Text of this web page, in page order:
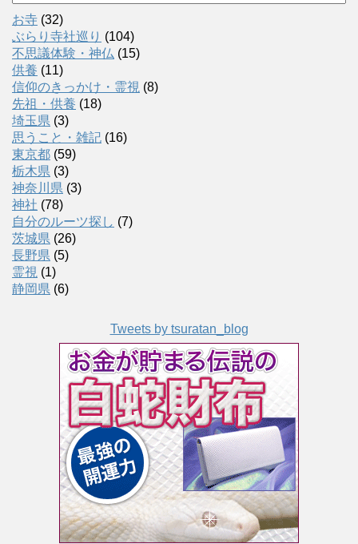
ー
カ
イ
ブ
お寺 (32)
ぶらり寺社巡り (104)
不思議体験・神仏 (15)
供養 (11)
信仰のきっかけ・霊視 (8)
先祖・供養 (18)
埼玉県 (3)
思うこと・雑記 (16)
東京都 (59)
栃木県 (3)
神奈川県 (3)
神社 (78)
自分のルーツ探し (7)
茨城県 (26)
長野県 (5)
霊視 (1)
静岡県 (6)
Tweets by tsuratan_blog